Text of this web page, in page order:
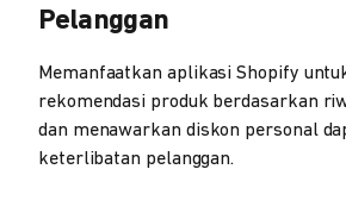
Pelanggan
Memanfaatkan aplikasi Shopify
rekomendasi produk berdasarkan
dan menawarkan diskon personal
keterlibatan pelanggan.